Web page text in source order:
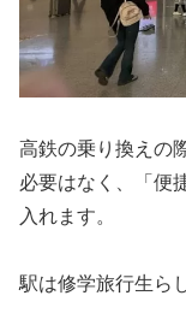
高鉄の乗り換えの
必要はなく、「便
入れます。
駅は修学旅行生ら